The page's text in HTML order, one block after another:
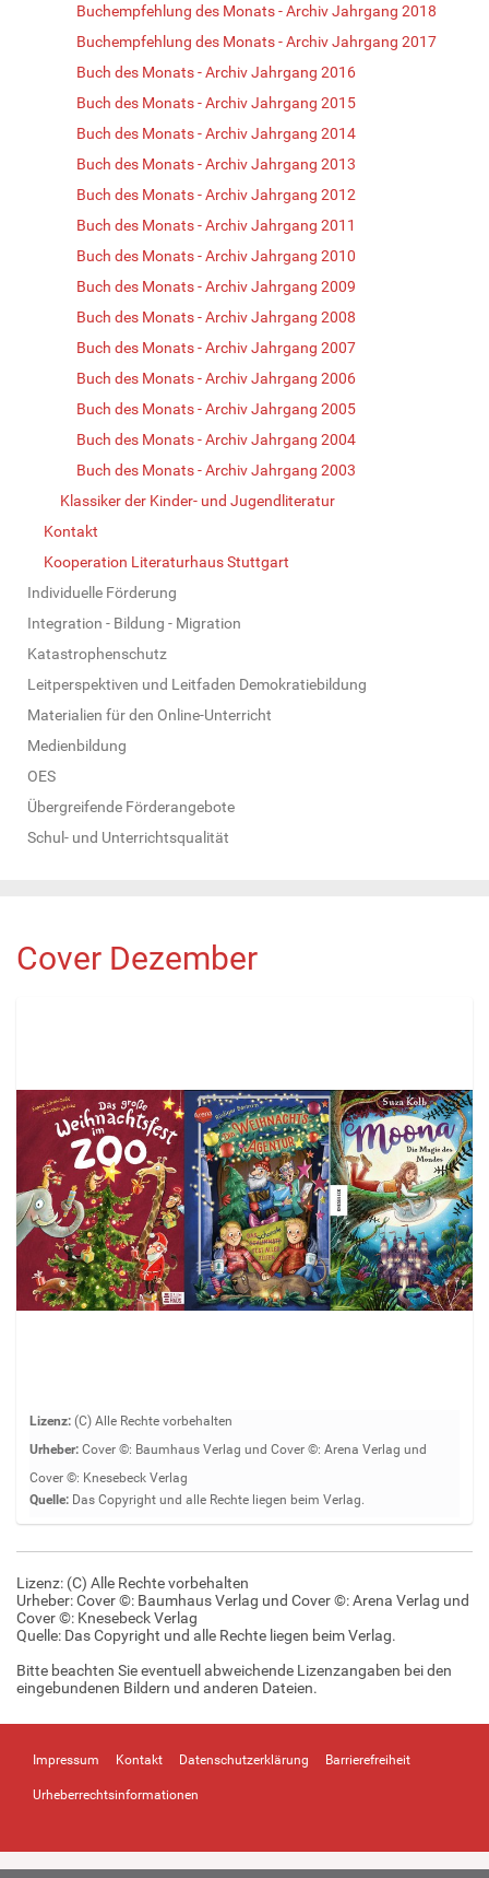
Buchempfehlung des Monats - Archiv Jahrgang 2018
Buchempfehlung des Monats - Archiv Jahrgang 2017
Buch des Monats - Archiv Jahrgang 2016
Buch des Monats - Archiv Jahrgang 2015
Buch des Monats - Archiv Jahrgang 2014
Buch des Monats - Archiv Jahrgang 2013
Buch des Monats - Archiv Jahrgang 2012
Buch des Monats - Archiv Jahrgang 2011
Buch des Monats - Archiv Jahrgang 2010
Buch des Monats - Archiv Jahrgang 2009
Buch des Monats - Archiv Jahrgang 2008
Buch des Monats - Archiv Jahrgang 2007
Buch des Monats - Archiv Jahrgang 2006
Buch des Monats - Archiv Jahrgang 2005
Buch des Monats - Archiv Jahrgang 2004
Buch des Monats - Archiv Jahrgang 2003
Klassiker der Kinder- und Jugendliteratur
Kontakt
Kooperation Literaturhaus Stuttgart
Individuelle Förderung
Integration - Bildung - Migration
Katastrophenschutz
Leitperspektiven und Leitfaden Demokratiebildung
Materialien für den Online-Unterricht
Medienbildung
OES
Übergreifende Förderangebote
Schul- und Unterrichtsqualität
Cover Dezember
Z
e
g
e
B
i
d
i
n
o
l
G
Lizenz: (C) Alle Rechte vorbehalten
Urheber: Cover ©️: Baumhaus Verlag und Cover ©️: Arena Verlag und
Cover ©️: Knesebeck Verlag
Quelle: Das Copyright und alle Rechte liegen beim Verlag.
Lizenz: (C) Alle Rechte vorbehalten
Urheber: Cover ©️: Baumhaus Verlag und Cover ©️: Arena Verlag und
Cover ©️: Knesebeck Verlag
Quelle: Das Copyright und alle Rechte liegen beim Verlag.
Bitte beachten Sie eventuell abweichende Lizenzangaben bei den
eingebundenen Bildern und anderen Dateien.
Impressum Kontakt Datenschutzerklärung Barrierefreiheit
Urheberrechtsinformationen